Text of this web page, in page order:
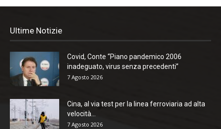
Ultime Notizie
Covid, Conte “Piano pandemico 2006
inadeguato, virus senza precedenti”
7 Agosto 2026
Cina, al via test per la linea ferroviaria ad alta
velocità...
7 Agosto 2026